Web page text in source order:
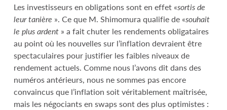
Les investisseurs en obligations sont en effet «sortis de
leur tanière ». Ce que M. Shimomura qualifie de «souhait
le plus ardent» a fait chuter les rendements obligataires
au point où les nouvelles sur l’inflation devraient être
spectaculaires pour justifier les faibles niveaux de
rendement actuels. Comme nous l’avons dit dans des
numéros antérieurs, nous ne sommes pas encore
convaincus que l’inflation soit véritablement maîtrisée,
mais les négociants en swaps sont des plus optimistes :